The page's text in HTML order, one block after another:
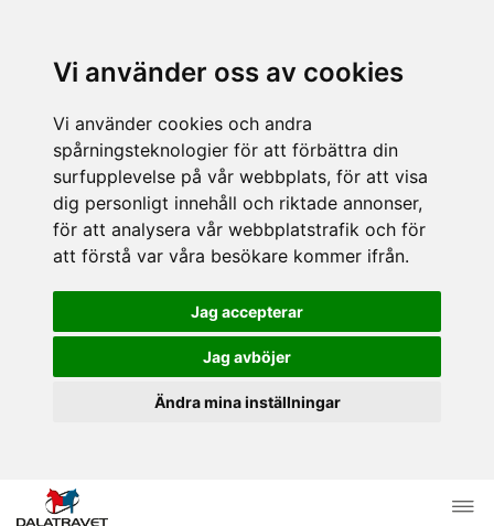
Vi använder oss av cookies
Vi använder cookies och andra
spårningsteknologier för att förbättra din
surfupplevelse på vår webbplats, för att visa
dig personligt innehåll och riktade annonser,
för att analysera vår webbplatstrafik och för
att förstå var våra besökare kommer ifrån.
Jag accepterar
Jag avböjer
Ändra mina inställningar